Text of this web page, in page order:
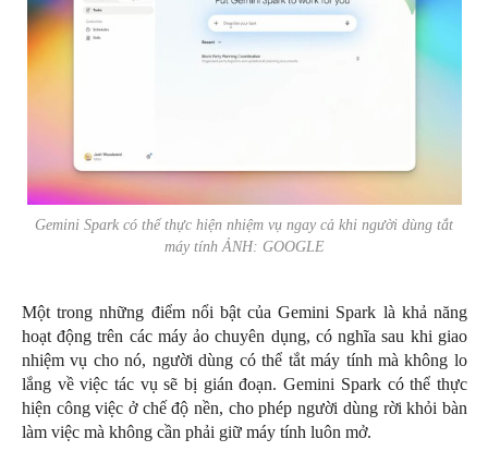
Gemini Spark có thể thực hiện nhiệm vụ ngay cả khi người dùng tắt
máy tính ẢNH: GOOGLE
Một trong những điểm nổi bật của Gemini Spark là khả năng
hoạt động trên các máy ảo chuyên dụng, có nghĩa sau khi giao
nhiệm vụ cho nó, người dùng có thể tắt máy tính mà không lo
lắng về việc tác vụ sẽ bị gián đoạn. Gemini Spark có thể thực
hiện công việc ở chế độ nền, cho phép người dùng rời khỏi bàn
làm việc mà không cần phải giữ máy tính luôn mở.